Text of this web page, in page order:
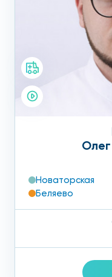
Новаторская
Беляево